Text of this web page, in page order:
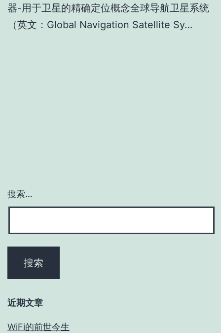
器-用于卫星的精确定位概念全球导航卫星系统
（英文：Global Navigation Satellite Sy…
搜索…
近期文章
WiFi的前世今生